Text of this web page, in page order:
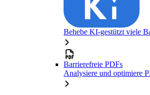
Behebe KI-gestützt viele
Barrierefreie PDFs
Analysiere und optimiere